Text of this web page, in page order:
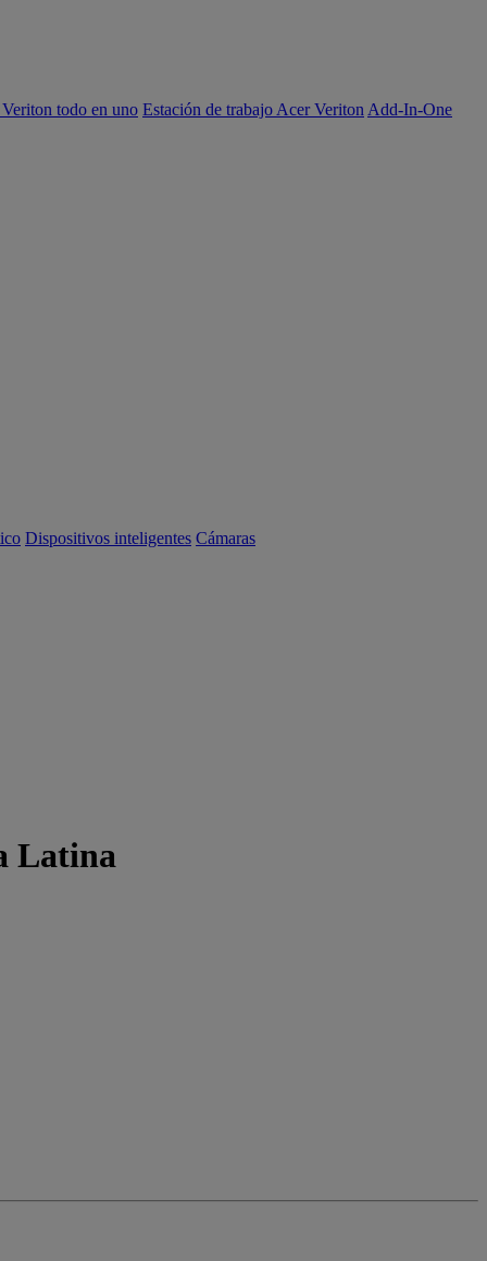
todo en uno Estación de trabajo Acer Veriton Add-In-One
Dispositivos inteligentes Cámaras
Latina